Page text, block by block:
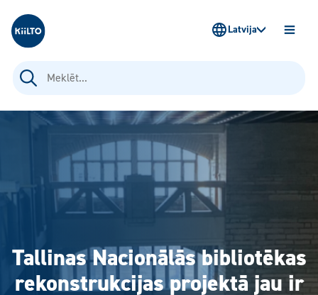
Kiilto Latvija
Meklēt:
Latvija
Tallinas Nacionālās bibliotēkas
rekonstrukcijas projektā jau ir